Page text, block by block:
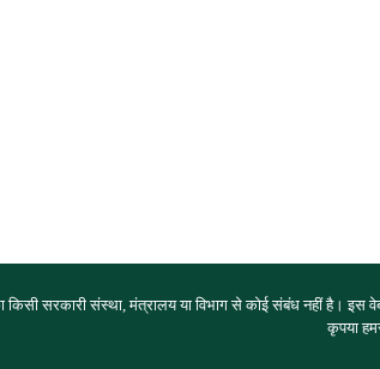
सरकारी संस्था, मंत्रालय या विभाग से कोई संबंध नहीं है।
कृपया